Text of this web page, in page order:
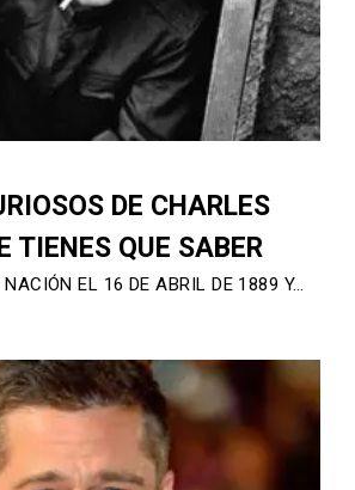
DE CHARLES
TIENES QUE SABER
EL 16 DE ABRIL DE 1889 Y…